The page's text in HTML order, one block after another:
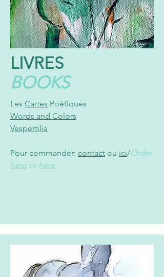
LIVRES
BOOKS
Les Cartes Poétiques
Words and Colors
Vespertilia
Pour commander: contact ou ici/Order
here orhere